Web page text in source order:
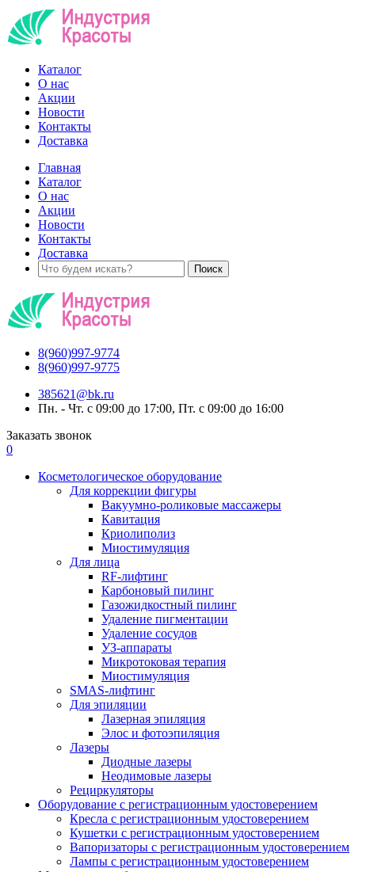
Каталог
О нас
Акции
Новости
Контакты
Доставка
Главная
Каталог
О нас
Акции
Новости
Контакты
Доставка
8(960)997-9774
8(960)997-9775
385621@bk.ru
Пн. - Чт. с 09:00 до 17:00, Пт. с 09:00 до 16:00
Заказать звонок
0
Косметологическое оборудование
Для коррекции фигуры
Вакуумно-роликовые массажеры
Кавитация
Криолиполиз
Миостимуляция
Для лица
RF-лифтинг
Карбоновый пилинг
Газожидкостный пилинг
Удаление пигментации
Удаление сосудов
УЗ-аппараты
Микротоковая терапия
Миостимуляция
SMAS-лифтинг
Для эпиляции
Лазерная эпиляция
Элос и фотоэпиляция
Лазеры
Диодные лазеры
Неодимовые лазеры
Рециркуляторы
Оборудование с регистрационным удостоверением
Кресла с регистрационным удостоверением
Кушетки с регистрационным удостоверением
Вапоризаторы с регистрационным удостоверением
Лампы с регистрационным удостоверением